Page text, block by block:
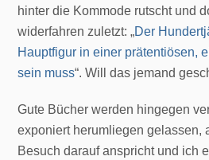
hinter die Kommode rutscht und
widerfahren zuletzt: „Der
Hauptfigur in einer prätentiösen,
sein muss“. Will das jemand
Gute Bücher werden hingegen
exponiert herumliegen gelassen,
Besuch darauf anspricht und ich